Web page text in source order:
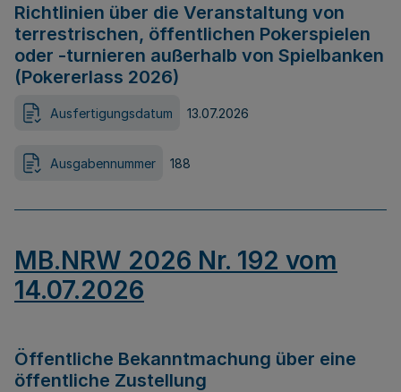
Richtlinien über die Veranstaltung von
terrestrischen, öffentlichen Pokerspielen
oder -turnieren außerhalb von Spielbanken
(Pokererlass 2026)
Ausfertigungsdatum 13.07.2026
Ausgabennummer 188
MB.NRW 2026 Nr. 192 vom
14.07.2026
Öffentliche Bekanntmachung über eine
öffentliche Zustellung